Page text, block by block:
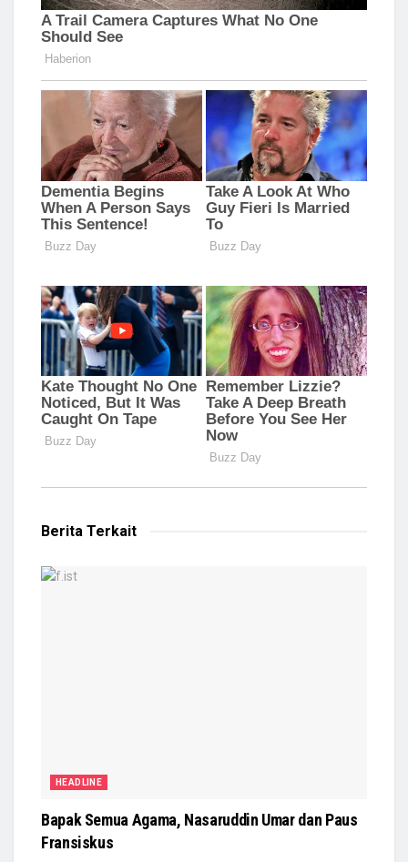
Berita Terkait
HEADLINE
Bapak Semua Agama, Nasaruddin Umar dan Paus
Fransiskus